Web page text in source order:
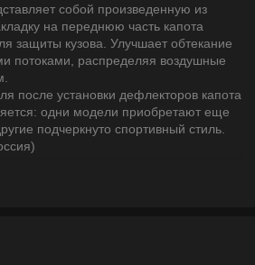
собой произведенную из
на переднюю часть капота
защиты кузова. Улучшает обтекание
потоками, распределяя воздушные
после установки дефлекторов капота
одни модели приобретают еще
подчеркнуто спортивный стиль.